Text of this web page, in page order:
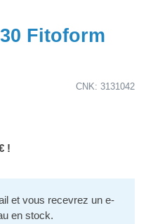
Fitoform
CNK: 3131042
!
et vous recevrez un e-
en stock.